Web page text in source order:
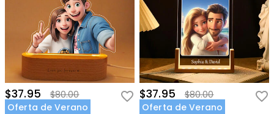
$37.95
$80.00
Oferta de Verano
$37.95
$80.00
Oferta de Verano